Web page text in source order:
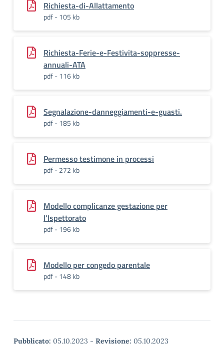
Richiesta-di-Allattamento
pdf - 105 kb
Richiesta-Ferie-e-Festivita-soppresse-
annuali-ATA
pdf - 116 kb
Segnalazione-danneggiamenti-e-guasti.
pdf - 185 kb
Permesso testimone in processi
pdf - 272 kb
Modello complicanze gestazione per
l'Ispettorato
pdf - 196 kb
Modello per congedo parentale
pdf - 148 kb
Pubblicato: 05.10.2023 - Revisione: 05.10.2023